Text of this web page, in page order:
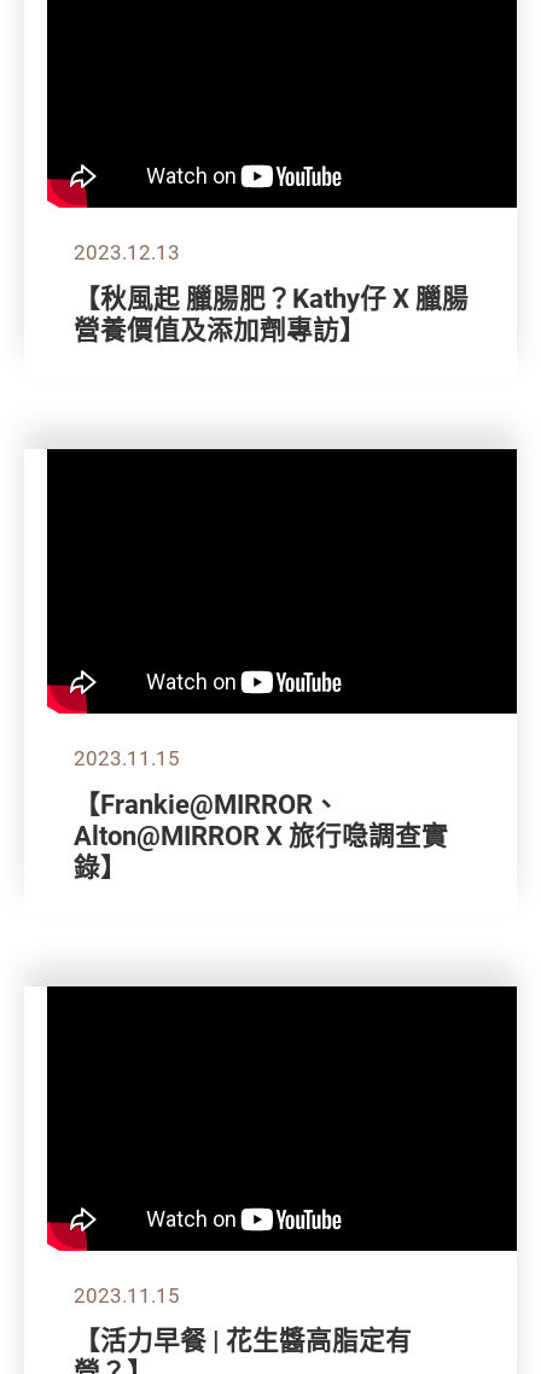
2023.12.13
【秋風起 臘腸肥？Kathy仔 X 臘腸
營養價值及添加劑專訪】
2023.11.15
【Frankie@MIRROR、
Alton@MIRROR X 旅行喼調查實
錄】
2023.11.15
【活力早餐 | 花生醬高脂定有